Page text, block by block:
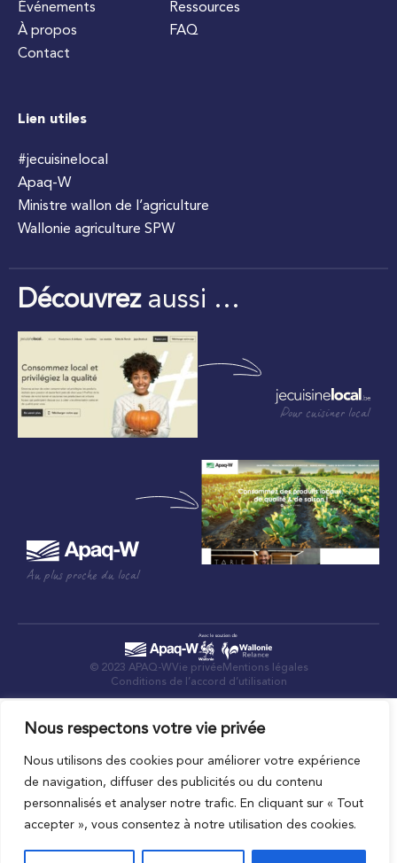
Nous respectons votre vie privée
Nous utilisons des cookies pour améliorer votre expérience
de navigation, diffuser des publicités ou du contenu
personnalisés et analyser notre trafic. En cliquant sur « Tout
accepter », vous consentez à notre utilisation des cookies.
Événements
À propos
Contact
Ressources
FAQ
Lien utiles
#jecuisinelocal
Apaq-W
Ministre wallon de l’agriculture
Wallonie agriculture SPW
Découvrezaussi …
Pour cuisiner local
Au plus proche du local
© 2023 APAQ-WVie privée Mentions légales
Conditions de l’accord d’utilisation